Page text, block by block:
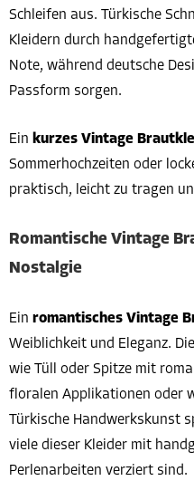
Schleifen aus. Türkische
Kleidern durch
Note, während deutsche
Passform sorgen.
Ein kurzes Vintage
Sommerhochzeiten oder
praktisch, leicht zu tragen
Romantische Vintage
Nostalgie
Ein romantisches Vintage
Weiblichkeit und Eleganz.
wie Tüll oder Spitze mit
floralen Applikationen oder
Türkische Handwerkskunst
viele dieser Kleider mit
Perlenarbeiten verziert sind.